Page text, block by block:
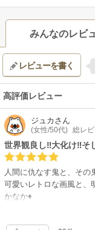
キャラクターデザイン・
ラクターデザイン:佐藤
将治 / 美術監督:矢中勝
/ 3D監督:西脇一樹 / 色
名豪 / 総監督:近藤光 / 配
音楽】
主題歌1:Aimer「太陽が
公開日】
関連リンク】
公式サイト「劇場版「
スタッフ情報】
原作:吾峠呼世晴（「ジ
監督:外崎春雄 / キャラ
OP:MY FIRST STORY ×
関連リンク】
公式サイト「鬼滅の刃
みんなのレビ
レビューを書く
高評価レビュー
ジュカ さん
(女性/50代) 総レ
世界観良し‼大化け‼そ
人間に仇なす鬼と、その
可愛いレトロな画風と、
かなか♦
『鬼』側の切ないトコ